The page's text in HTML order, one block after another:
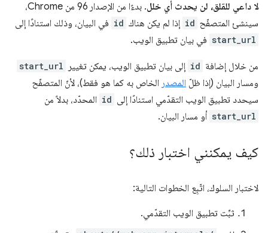
لا داعي للقلق، لن يحدث أي خلل
. بدءًا من الإصدار 96 من Chrome،
سينشئ المتصفّح id إذا لم يكن هناك id في البيان، وذلك استنادًا إلى
start_url في بيان تطبيق الويب.
من خلال إضافة id إلى بيان تطبيق الويب، يمكن تغيير start_url
ومسار البيان (إذا ظلّ المصدر الخاص به كما هو فقط)، لأنّ المتصفّح
سيحدد تطبيق الويب التقدّمي استنادًا إلى id المحدّد، بدلاً من
start_url أو مسار البيان.
كيف يمكنني اختبار ذلك؟
لاختبار السلوك، اتّبِع الخطوات التالية:
ثبِّت تطبيق الويب التقدّمي.